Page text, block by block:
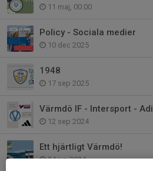
11 maj, 00:00
Policy - Sociala medier
10 dec 2025
1948
17 sep 2025
12 sep 2024
Ett hjärtligt Värmdö!
24 jun 2024